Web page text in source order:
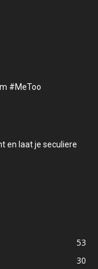
#MeToo
en laat je seculiere
53
30